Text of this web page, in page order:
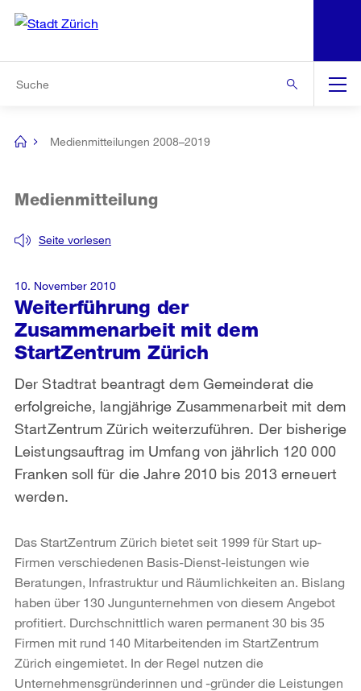
Navigation
[no
Medienmitteilungen 2008–2019
Weiterführung der
Zusammenarbeit mit dem
StartZentrum Zürich
Seite vorlesen
Medienmitteilung
Der Stadtrat beantragt dem Gemeinderat die
erfolgreiche, langjährige Zusammenarbeit mit dem
StartZentrum Zürich weiterzuführen. Der bisherige
Leistungsauftrag im Umfang von jährlich 120 000
Franken soll für die Jahre 2010 bis 2013 erneuert
werden.
10. November 2010
Das StartZentrum Zürich bietet seit 1999 für Start up-
Firmen verschiedenen Basis-Dienst-leistungen wie
Beratungen, Infrastruktur und Räumlichkeiten an. Bislang
haben über 130 Jungunternehmen von diesem Angebot
profitiert. Durchschnittlich waren permanent 30 bis 35
Firmen mit rund 140 Mitarbeitenden im StartZentrum
Zürich eingemietet. In der Regel nutzen die
Unternehmensgründerinnen und -gründer die Leistungen